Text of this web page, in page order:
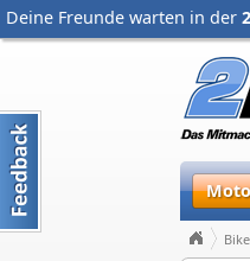
Deine Freunde warten in der